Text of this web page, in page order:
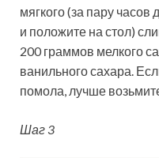
мягкого (за пару часов
и положите на стол)
200 граммов мелкого
ванильного сахара.
помола, лучше
Шаг 3